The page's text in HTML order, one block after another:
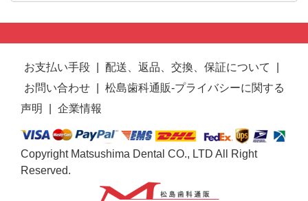
お支払い手段 配送、返品、交換、保証について
お問い合わせ
松島歯科通販-プライバシーに関する
声明
企業情報
Copyright Matsushima Dental CO., LTD All Right
Reserved.